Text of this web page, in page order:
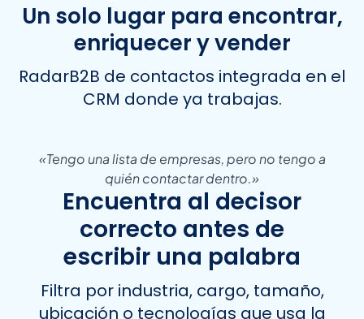
Un solo lugar para encontrar,
enriquecer y vender
RadarB2B de contactos integrada en el
CRM donde ya trabajas.
«Tengo una lista de empresas, pero no tengo a
quién contactar dentro.»
Encuentra al decisor
correcto antes de
escribir una palabra
Filtra por industria, cargo, tamaño,
ubicación o tecnologías que usa la